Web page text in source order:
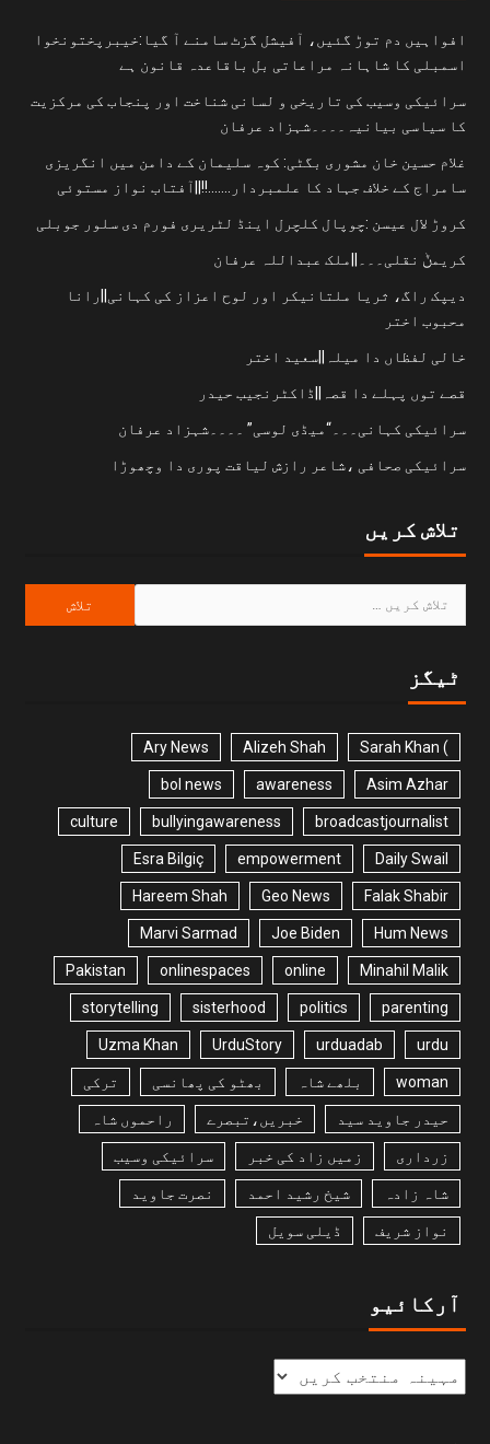
افواہیں دم توڑ گئیں، آفیشل گزٹ سامنے آ گیا:خیبرپختونخوا
اسمبلی کا شاہانہ مراعاتی بل باقاعدہ قانون ہے
سرائیکی وسیب کی تاریخی و لسانی شناخت اور پنجاب کی مرکزیت
کا سیاسی بیانیہ۔۔۔۔شہزاد عرفان
غلام حسین خان مشوری بگٹی: کوہ سلیمان کے دامن میں انگریزی
سامراج کے خلاف جہاد کا علمبردار…….!!||آفتاب نواز مستوئی
کروڑ لال عیسن :چوپال کلچرل اینڈ لٹریری فورم دی سلور جوبلی
کریمݨ نقلی۔۔۔||ملک عبداللہ عرفان
دیپک راگ، ثریا ملتانیکر اور لوح اعزاز کی کہانی||رانا
محبوب اختر
خالی لفظاں دا میلہ||سعید اختر
قصے توں پہلے دا قصہ||ڈاکٹرنجیب حیدر
سرائیکی کہانی۔۔۔“میڈی لوسی” ۔۔۔۔شہزاد عرفان
سرائیکی صحافی ،شاعر رازش لیاقت پوری دا وچھوڑا
تلاش کریں
ٹیگز
) Sarah Khan
Alizeh Shah
Ary News
Asim Azhar
awareness
bol news
broadcastjournalist
bullyingawareness
culture
Daily Swail
empowerment
Esra Bilgiç
Falak Shabir
Geo News
Hareem Shah
Hum News
Joe Biden
Marvi Sarmad
Minahil Malik
online
onlinespaces
Pakistan
parenting
politics
sisterhood
storytelling
urdu
urduadab
UrduStory
Uzma Khan
woman بلھے شاہ بھٹو کی پھانسی ترکی
حیدر جاوید سید خبریں،تبصرے راحموں شاہ
زرداری زمیں زاد کی خبر سرائیکی وسیب
شاہ زادہ شیخ رشید احمد نصرت جاوید
نواز شریف ڈیلی سویل
آرکائیو